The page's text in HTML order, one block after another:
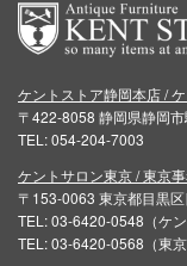
ケントストア静岡本店 /
〒422-8058 静岡県静岡
TEL: 054-204-7003
ケントサロン東京 / 東京
〒153-0063 東京都目黒
TEL: 03-6420-0548（ケン
TEL: 03-6420-0568（東